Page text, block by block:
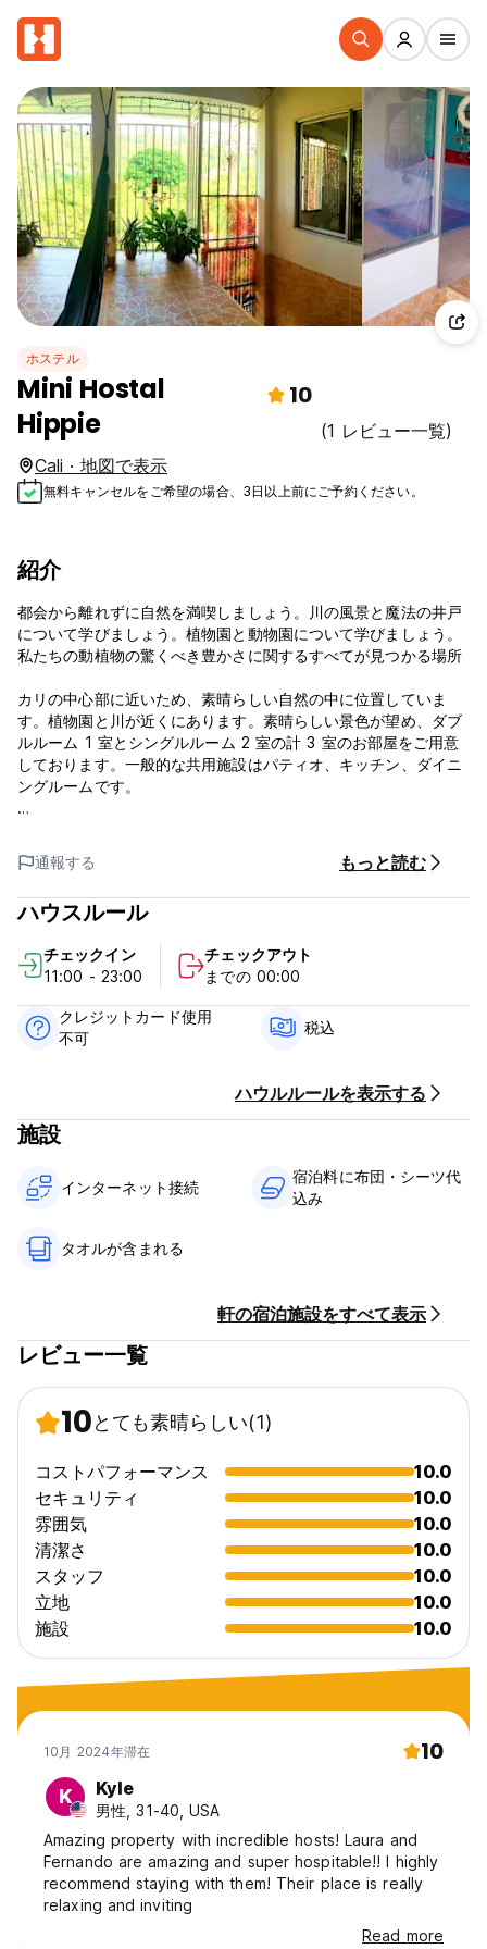
ホステル
Mini Hostal
Hippie
10
(1 レビュー一覧)
Cali · 地図で表示
無料キャンセルをご希望の場合、3日以上前にご予約ください。
紹介
都会から離れずに自然を満喫しましょう。川の風景と魔法の井戸
について学びましょう。植物園と動物園について学びましょう。
私たちの動植物の驚くべき豊かさに関するすべてが見つかる場所
カリの中心部に近いため、素晴らしい自然の中に位置していま
す。植物園と川が近くにあります。素晴らしい景色が望め、ダブ
ルルーム 1 室とシングルルーム 2 室の計 3 室のお部屋をご用意
しております。一般的な共用施設はパティオ、キッチン、ダイニ
ングルームです。
ど近い唯一の川であり、素晴らしい景観と井戸があるため、この
川は興味深い場所です。ホステルのすぐそばに公共交通機関があ
ります。自然豊かで静かな環境です。
います。家はいつも毎日掃除されます。
ミニ ホスタル ヒッピーのポリシーと条件:
キャンセルポリシー: ご到着の 2 日前まで。それ以降のキャンセ
チェックインは11:00から23:00まで
到着時に現金、クレジットカード、デビットカードでお支払い
朝食は含まれておりません
ペット不可 (Auto-translated from original language)
通報する もっと読む
ハウスルール
チェックイン
11:00 - 23:00
チェックアウト
までの 00:00
クレジットカード使用
不可
税込
ハウルルールを表示する
施設
インターネット接続
宿泊料に布団・シーツ代
込み
タオルが含まれる
軒の宿泊施設をすべて表示
レビュー一覧
10とても素晴らしい(1)
コストパフォーマンス
10.0
セキュリティ
10.0
雰囲気
10.0
清潔さ
10.0
スタッフ
10.0
立地
10.0
施設
10.0
10月 2024年滞在 10
K Kyle
男性, 31-40, USA
Amazing property with incredible hosts! Laura and
Fernando are amazing and super hospitable!! I highly
recommend staying with them! Their place is really
relaxing and inviting
Read more